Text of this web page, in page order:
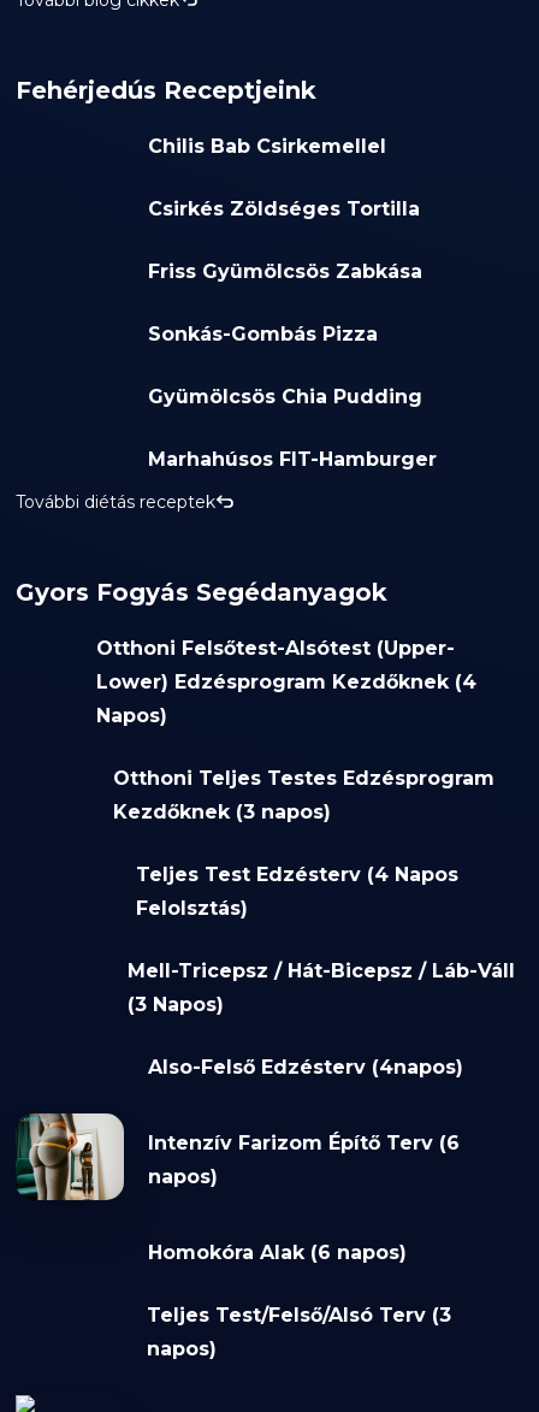
Fehérjedús Receptjeink
Chilis Bab Csirkemellel
Csirkés Zöldséges Tortilla
Friss Gyümölcsös Zabkása
Sonkás-Gombás Pizza
Gyümölcsös Chia Pudding
Marhahúsos FIT-Hamburger
További diétás receptek
Gyors Fogyás Segédanyagok
Otthoni Felsőtest-Alsótest (Upper-
Lower) Edzésprogram Kezdőknek (4
Napos)
Otthoni Teljes Testes Edzésprogram
Kezdőknek (3 napos)
Teljes Test Edzésterv (4 Napos
Felolsztás)
Mell-Tricepsz / Hát-Bicepsz / Láb-Váll
(3 Napos)
Also-Felső Edzésterv (4napos)
Intenzív Farizom Építő Terv (6
napos)
Homokóra Alak (6 napos)
Teljes Test/Felső/Alsó Terv (3
napos)